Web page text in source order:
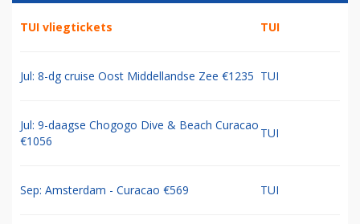
TUI vliegtickets TUI
Jul: 8-dg cruise Oost Middellandse Zee €1235 TUI
Jul: 9-daagse Chogogo Dive & Beach Curacao
€1056
TUI
Sep: Amsterdam - Curacao €569 TUI